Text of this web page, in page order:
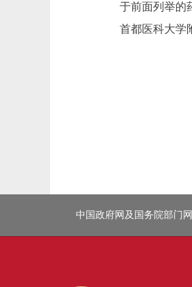
于前面列举的
首都医科大学
中国政府网及国务院部门